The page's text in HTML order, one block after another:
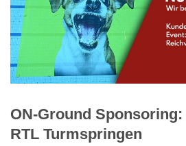
ON-Ground
RTL Turmspringen